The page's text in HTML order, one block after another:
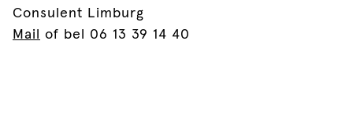
Consulent Limburg
Mail
of bel 06 13 39 14 40